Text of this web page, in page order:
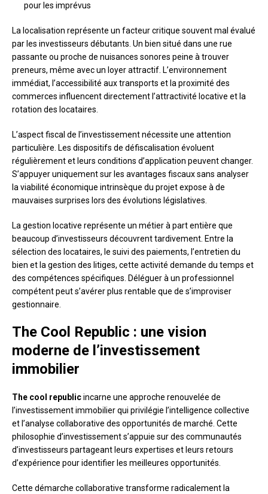
pour les imprévus
La localisation représente un facteur critique souvent mal évalué
par les investisseurs débutants. Un bien situé dans une rue
passante ou proche de nuisances sonores peine à trouver
preneurs, même avec un loyer attractif. L’environnement
immédiat, l’accessibilité aux transports et la proximité des
commerces influencent directement l’attractivité locative et la
rotation des locataires.
L’aspect fiscal de l’investissement nécessite une attention
particulière. Les dispositifs de défiscalisation évoluent
régulièrement et leurs conditions d’application peuvent changer.
S’appuyer uniquement sur les avantages fiscaux sans analyser
la viabilité économique intrinsèque du projet expose à de
mauvaises surprises lors des évolutions législatives.
La gestion locative représente un métier à part entière que
beaucoup d’investisseurs découvrent tardivement. Entre la
sélection des locataires, le suivi des paiements, l’entretien du
bien et la gestion des litiges, cette activité demande du temps et
des compétences spécifiques. Déléguer à un professionnel
compétent peut s’avérer plus rentable que de s’improviser
gestionnaire.
The Cool Republic : une vision
moderne de l’investissement
immobilier
The cool republicincarne une approche renouvelée de
l’investissement immobilier qui privilégie l’intelligence collective
et l’analyse collaborative des opportunités de marché. Cette
philosophie d’investissement s’appuie sur des communautés
d’investisseurs partageant leurs expertises et leurs retours
d’expérience pour identifier les meilleures opportunités.
Cette démarche collaborative transforme radicalement la